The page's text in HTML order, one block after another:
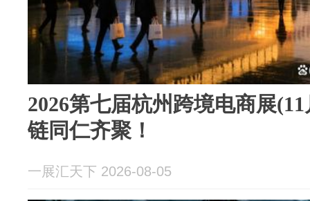
2026第七届杭州跨境电商展
链同仁齐聚！
一展汇天下 2026-08-05